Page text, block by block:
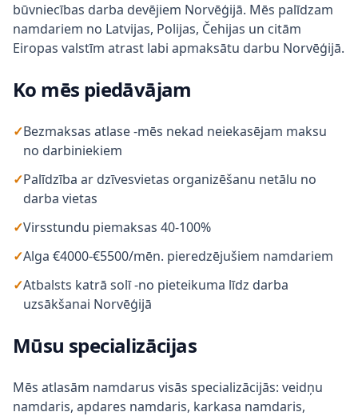
būvniecības darba devējiem Norvēģijā. Mēs palīdzam
namdariem no Latvijas, Polijas, Čehijas un citām
Eiropas valstīm atrast labi apmaksātu darbu Norvēģijā.
Ko mēs piedāvājam
✓Bezmaksas atlase -mēs nekad neiekasējam maksu
no darbiniekiem
✓Palīdzība ar dzīvesvietas organizēšanu netālu no
darba vietas
✓Virsstundu piemaksas 40-100%
✓Alga €4000-€5500/mēn. pieredzējušiem namdariem
✓Atbalsts katrā solī -no pieteikuma līdz darba
uzsākšanai Norvēģijā
Mūsu specializācijas
Mēs atlasām namdarus visās specializācijās: veidņu
namdaris, apdares namdaris, karkasa namdaris,